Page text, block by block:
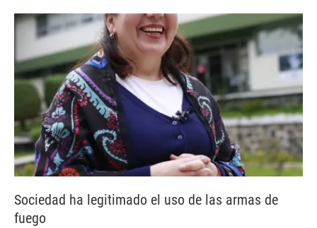
Sociedad ha legitimado el uso de las armas de
fuego